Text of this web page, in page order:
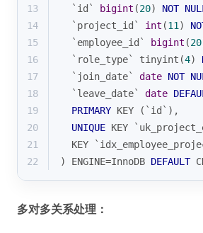
13
  `id`
bigint (20) NOT NULL
14
  `project_id`
int (11 )
15
  `employee_id`
bigint (20
16
  `role_type` tinyint(
4)
17
  `join_date`
date NOT
18
  `leave_date`
date
19
PRIMARY KEY (`id`),
20
UNIQUE KEY
21
KEY
22
) ENGINE=InnoDB DEFAULT
多对多关系处理：